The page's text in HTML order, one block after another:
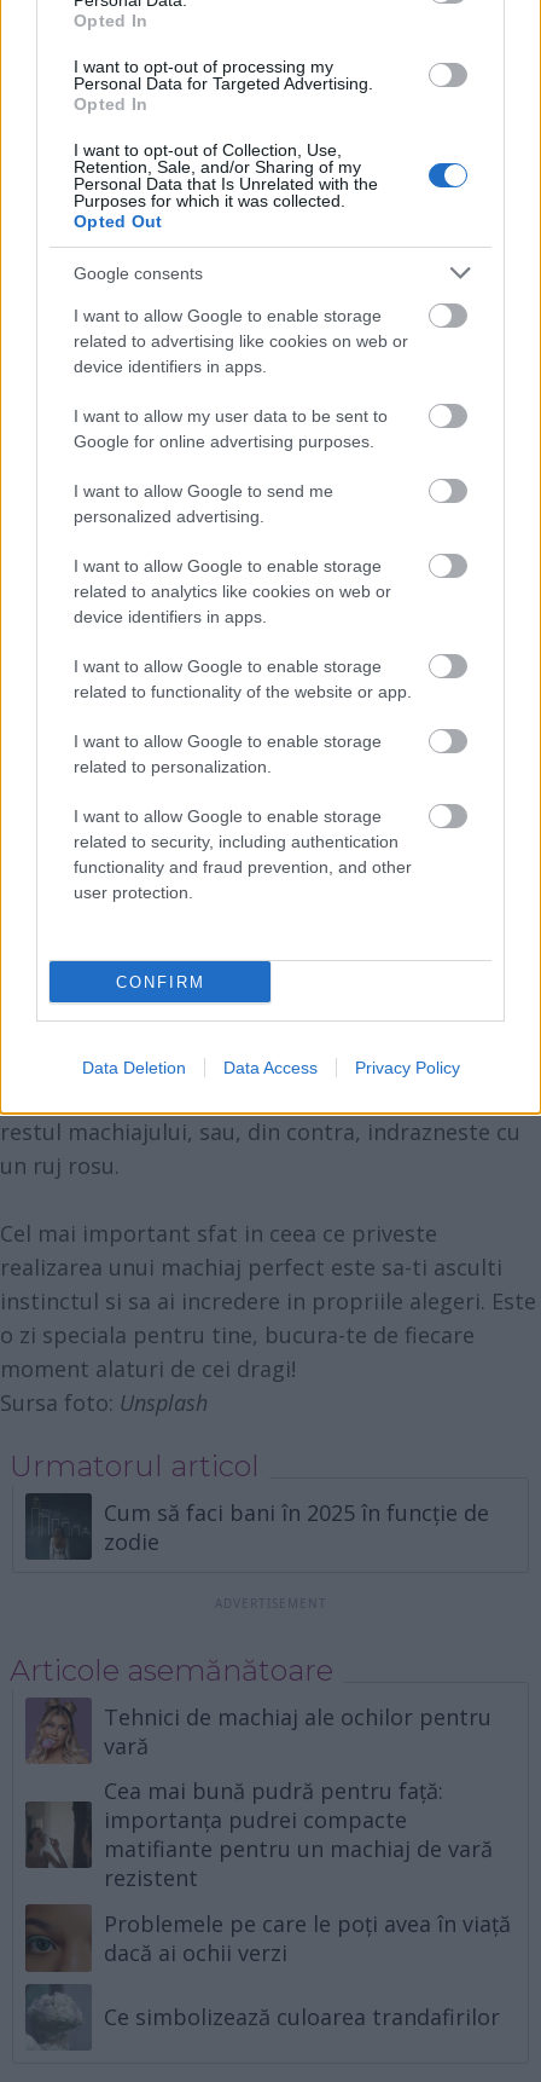
Opted In
I want to opt-out of processing my
Personal Data for Targeted Advertising.
Opted In
I want to opt-out of Collection, Use,
Retention, Sale, and/or Sharing of my
Personal Data that Is Unrelated with the
Purposes for which it was collected.
Opted Out
Google consents
I want to allow Google to enable storage
related to advertising like cookies on web or
device identifiers in apps.
I want to allow my user data to be sent to
Google for online advertising purposes.
I want to allow Google to send me
personalized advertising.
I want to allow Google to enable storage
related to analytics like cookies on web or
device identifiers in apps.
I want to allow Google to enable storage
related to functionality of the website or app.
I want to allow Google to enable storage
related to personalization.
I want to allow Google to enable storage
related to security, including authentication
functionality and fraud prevention, and other
user protection.
CONFIRM
Data Deletion Data Access Privacy Policy
sunt tot ce-ti trebuie pentru o noapte memorabila.
Machiajul delicat
Fie ca esti hotarata sa apelezi la serviciile unui
make-up artist pentru grandiosul eveniment, fie ca
vrei sa realizezi singura machiajul pentru nunta,
mai intai trebuie sa te hotarasti asupra tipului de
make-up pe care urmeaza sa-l abordezi. Ei bine,
prima piesa din acest puzzle este chiar culoarea
naturala a ochilor tai.
perfect nuanta pielii, un corector va tine la distanta
semnele de oboseala, in timp ce un ruj nude va
atrage discret atentia asupra zambetului. Insa, un
machiaj potrivit ochilor tai albastri, realizat cu
nuante din sfera celor neutre precum aramiu,
bronz, gri, auriu, sampanie sau diferite nuante de
maro, in tonuri reci, ofera profunzime intensa
Machiajul retro
Ceva special se intampla, atunci cand trasezi cu
dexteritate o linie de tus negru intens, de-a lungul
doua nuante accentueaza, fara indoiala, privirea, in
doar cateva miscari.
Inspirandu-te din aparenta simplitate a machiajului
un eyeliner negru si mascara din belsug. Daca vrei
sa aduci un pic din povestea Marelui Gatsby in
cadrul petrecerii, alege o mascara pentru volum.
Pentru buze, ai doua optiuni. Un ruj lichid nude,
restul machiajului, sau, din contra, indrazneste cu
un ruj rosu.
Cel mai important sfat in ceea ce priveste
realizarea unui machiaj perfect este sa-ti asculti
instinctul si sa ai incredere in propriile alegeri. Este
o zi speciala pentru tine, bucura-te de fiecare
moment alaturi de cei dragi!
Sursa foto: Unsplash
Urmatorul articol
Cum să faci bani în 2025 în funcție de
zodie
Articole asemănătoare
Tehnici de machiaj ale ochilor pentru
vară
Cea mai bună pudră pentru față:
importanța pudrei compacte
matifiante pentru un machiaj de vară
rezistent
Problemele pe care le poți avea în viață
dacă ai ochii verzi
Ce simbolizează culoarea trandafirilor